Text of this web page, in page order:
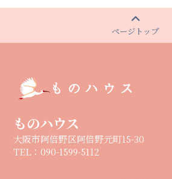
ページトップ
ものハウス
大阪市阿倍野区阿倍野元町15-30
TEL：090-1599-5112